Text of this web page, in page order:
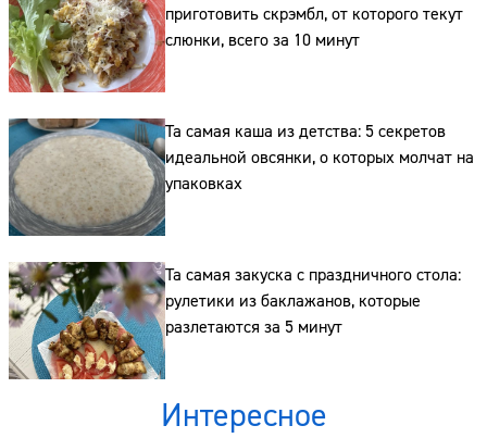
приготовить скрэмбл, от которого текут
слюнки, всего за 10 минут
Та самая каша из детства: 5 секретов
идеальной овсянки, о которых молчат на
упаковках
Та самая закуска с праздничного стола:
рулетики из баклажанов, которые
разлетаются за 5 минут
Интересное